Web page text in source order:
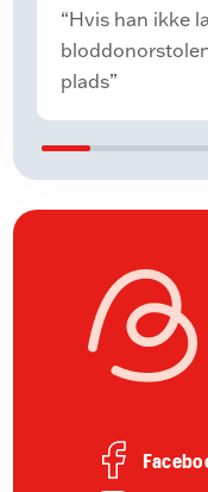
“Hvis han ikke
plads”